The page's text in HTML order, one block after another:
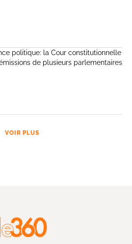
politique: la Cour constitutionnelle
de plusieurs parlementaires
VOIR PLUS